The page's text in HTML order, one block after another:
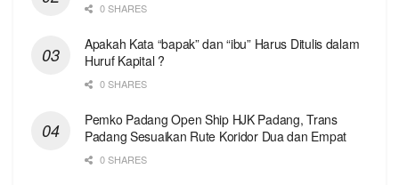
0 SHARES
Apakah Kata “bapak” dan “ibu” Harus Ditulis dalam
Huruf Kapital ?
0 SHARES
Pemko Padang Open Ship HJK Padang, Trans
Padang Sesuaikan Rute Koridor Dua dan Empat
0 SHARES